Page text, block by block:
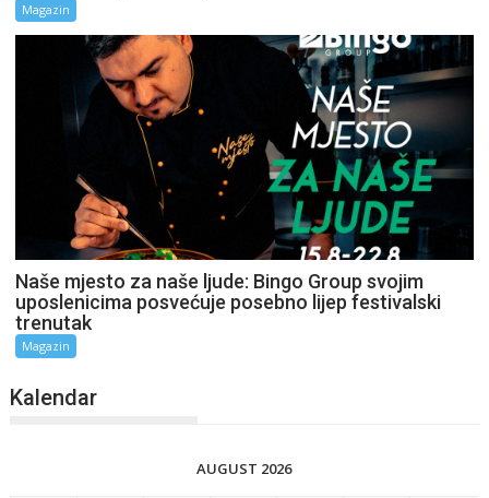
Magazin
Naše mjesto za naše ljude: Bingo Group svojim
uposlenicima posvećuje posebno lijep festivalski
trenutak
Magazin
Kalendar
AUGUST 2026